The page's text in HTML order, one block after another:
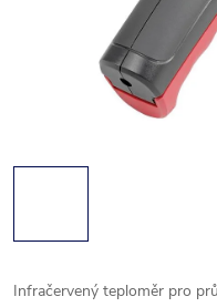
Infračervený teploměr pro